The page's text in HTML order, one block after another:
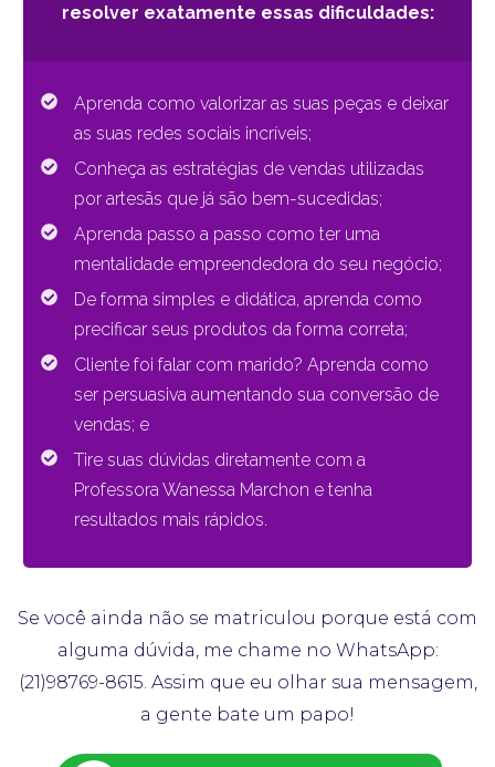
resolver exatamente essas dificuldades:
Aprenda como valorizar as suas peças e deixar
as suas redes sociais incríveis;
Conheça as estratégias de vendas utilizadas
por artesãs que já são bem-sucedidas;
Aprenda passo a passo como ter uma
mentalidade empreendedora do seu negócio;
De forma simples e didática, aprenda como
precificar seus produtos da forma correta;
Cliente foi falar com marido? Aprenda como
ser persuasiva aumentando sua conversão de
vendas; e
Tire suas dúvidas diretamente com a
Professora Wanessa Marchon e tenha
resultados mais rápidos.
Se você ainda não se matriculou porque está com
alguma dúvida, me chame no WhatsApp:
(21)98769-8615. Assim que eu olhar sua mensagem,
a gente bate um papo!